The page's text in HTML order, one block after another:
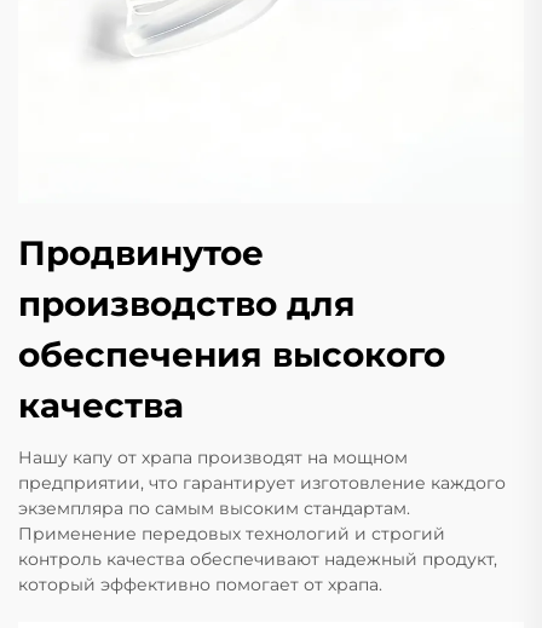
Продвинутое
производство для
обеспечения высокого
качества
Нашу капу от храпа производят на мощном
предприятии, что гарантирует изготовление каждого
экземпляра по самым высоким стандартам.
Применение передовых технологий и строгий
контроль качества обеспечивают надежный продукт,
который эффективно помогает от храпа.